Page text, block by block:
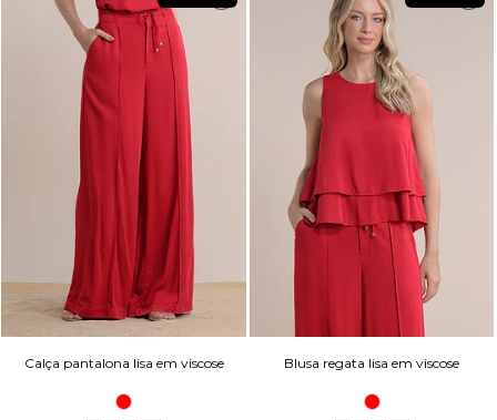
Calça pantalona lisa em viscose Blusa regata lisa em viscose